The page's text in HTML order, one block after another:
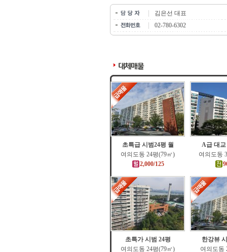
김은선 대표
02-780-6302
초특급 시범24평 월
여의도동 24평(79㎡)
2,000/125
A급 대교
여의도동
초특가 시범 24평
여의도동 24평(79㎡)
한강뷰
여의도동